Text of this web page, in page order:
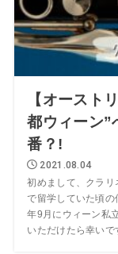
【オースト
都ウィーン”
番？!
2021.08.04
初めまして、クラリ
で留学していた頃
年9月にウィーン私
いただけたら幸いで